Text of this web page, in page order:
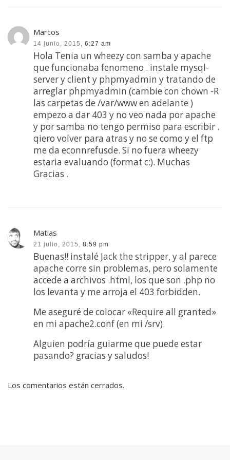
Marcos
14 junio, 2015, 6:27 am
Hola Tenia un wheezy con samba y apache
que funcionaba fenomeno . instale mysql-
server y client y phpmyadmin y tratando de
arreglar phpmyadmin (cambie con chown -R
las carpetas de /var/www en adelante )
empezo a dar 403 y no veo nada por apache
y por samba no tengo permiso para escribir .
qiero volver para atras y no se como y el ftp
me da econnrefusde. Si no fuera wheezy
estaria evaluando (format c:). Muchas
Gracias .
Matias
21 julio, 2015, 8:59 pm
Buenas!! instalé Jack the stripper, y al parece
apache corre sin problemas, pero solamente
accede a archivos .html, los que son .php no
los levanta y me arroja el 403 forbidden.
Me aseguré de colocar «Require all granted»
en mi apache2.conf (en mi /srv).
Alguien podría guiarme que puede estar
pasando? gracias y saludos!
Los comentarios están cerrados.